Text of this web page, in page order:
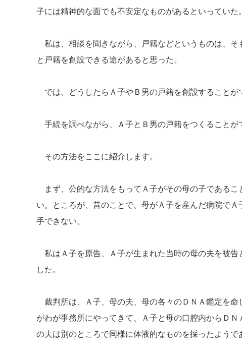
子には精神的な面でも不安定なものがあるといっていた。
私は、相談を聞きながら、戸籍などというものは、
と戸籍を創設できる途があると思った。
では、どうしたらＡ子やＢ男の戸籍を創設することが
手続を調べながら、Ａ子とＢ男の戸籍をつくることが
その方法をここに紹介します。
まず、公的な方法をもってＡ子がその母の子である
い。ところが、昔のことで、母がＡ子を産んだ病院で
手できない。
私はＡ子を原告、Ａ子が生まれた当時の母の夫を被告
した。
裁判所は、Ａ子、母の夫、母の各々のＤＮＡ鑑定を
がわが事務所にやってきて、Ａ子と母の口腔内からＤ
の夫は別のところで同様に体液的なものを採ったようで